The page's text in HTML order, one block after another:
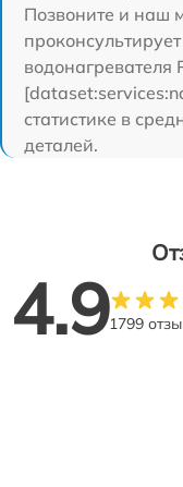
Позвоните и наш
водонагревателя
статистике в
деталей.
4.91799